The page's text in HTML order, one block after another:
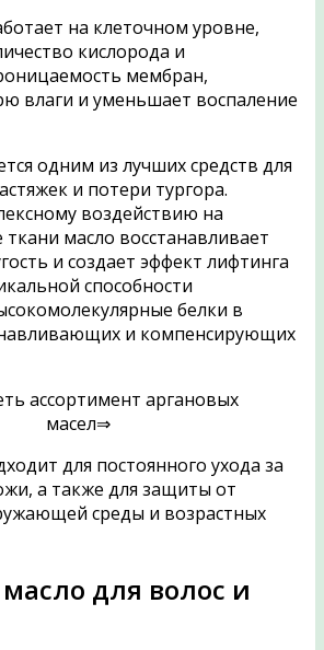
на клеточном уровне,
кислорода и
мембран,
влаги и уменьшает воспаление
одним из лучших средств для
и потери тургора.
воздействию на
масло восстанавливает
и создает эффект лифтинга
способности
белки в
и компенсирующих
ассортимент аргановых
масел⇒
для постоянного ухода за
а также для защиты от
среды и возрастных
для волос и